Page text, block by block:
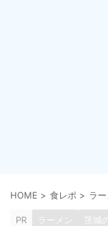
HOME > 食レポ > ラ
PR ラーメン 茨城